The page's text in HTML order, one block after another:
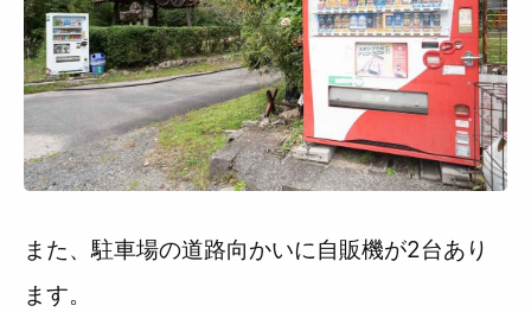
また、駐車場の道路向かいに自販機が2台あり
ます。